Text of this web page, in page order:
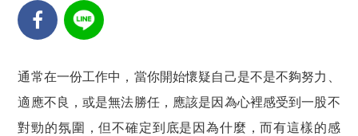
通常在一份工作中，當你開始懷疑自己是不是不夠努力、
適應不良，或是無法勝任，應該是因為心裡感受到一股不
對勁的氛圍，但不確定到底是因為什麼，而有這樣的感